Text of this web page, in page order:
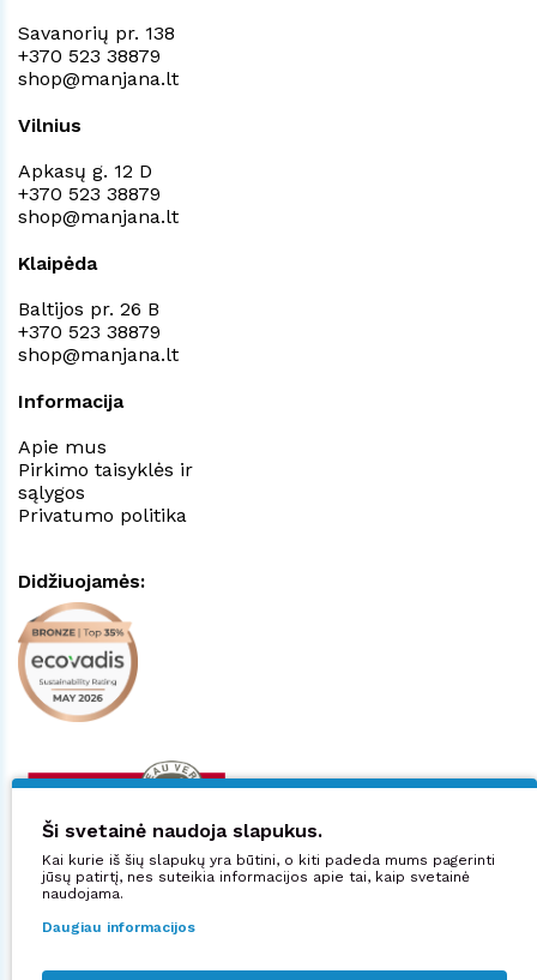
Savanorių pr. 138
+370 523 38879
shop@manjana.lt
Vilnius
Apkasų g. 12 D
+370 523 38879
shop@manjana.lt
Klaipėda
Baltijos pr. 26 B
+370 523 38879
shop@manjana.lt
Informacija
Apie mus
Pirkimo taisyklės ir
sąlygos
Privatumo politika
Didžiuojamės:
Ši svetainė naudoja slapukus.
Kai kurie iš šių slapukų yra būtini, o kiti padeda mums pagerinti
jūsų patirtį, nes suteikia informacijos apie tai, kaip svetainė
naudojama.
Daugiau informacijos